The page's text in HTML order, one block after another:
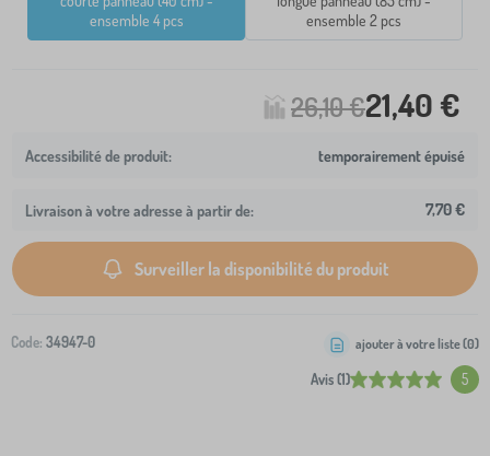
ensemble 4 pcs
ensemble 2 pcs
26,10 €21,40 €
temporairement épuisé
Livraison à votre adresse à partir de: 7,70 €
Surveiller la disponibilité du produit
Code: 34947-0
Avis (1) 5
ajouter à votre liste (0)